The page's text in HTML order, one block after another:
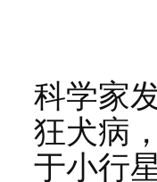
科学家
狂犬病
于小行